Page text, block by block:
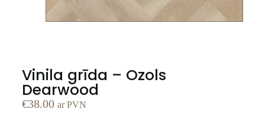
Vinila grīda – Ozols
Dearwood
€38.00 ar PVN